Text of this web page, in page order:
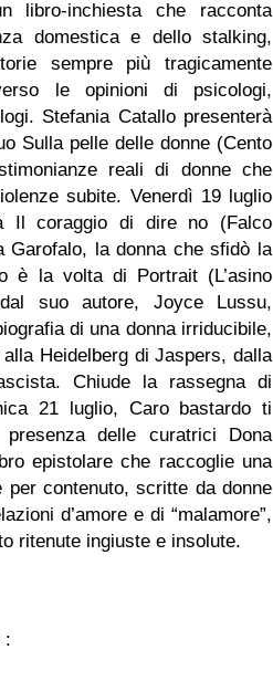
libro-inchiesta che racconta
domestica e dello stalking,
sempre più tragicamente
le opinioni di psicologi,
Stefania Catallo presenterà
Sulla pelle delle donne (Cento
reali di donne che
subite. Venerdì 19 luglio
Il coraggio di dire no (Falco
Garofalo, la donna che sfidò la
è la volta di Portrait (L’asino
suo autore, Joyce Lussu,
di una donna irriducibile,
Heidelberg di Jaspers, dalla
Chiude la rassegna di
21 luglio, Caro bastardo ti
delle curatrici Dona
epistolare che raccoglie una
contenuto, scritte da donne
d’amore e di “malamore”,
ritenute ingiuste e insolute.
: